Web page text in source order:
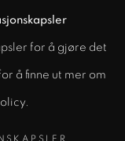
for å gjøre det
å finne ut mer om